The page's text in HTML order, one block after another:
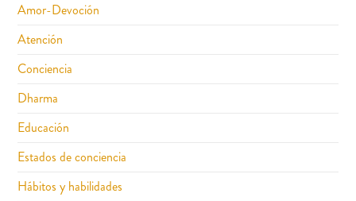
Amor-Devoción
Atención
Conciencia
Dharma
Educación
Estados de conciencia
Hábitos y habilidades